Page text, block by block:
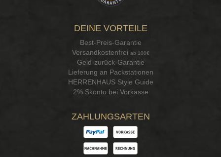
DEINE VORTEILE
Best-Preis-Garantie
Versandkostenfrei ab 100€
Geld-zurück-Garantie
Lieferung an Packstationen
HERRENHAUS Style Guide
2% Skonto bei Vorkasse
ZAHLUNGSARTEN